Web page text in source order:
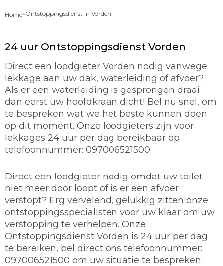
Home»Ontstoppingsdienst in Vorden
24 uur Ontstoppingsdienst Vorden
Direct een loodgieter Vorden nodig vanwege
lekkage aan uw dak, waterleiding of afvoer?
Als er een waterleiding is gesprongen draai
dan eerst uw hoofdkraan dicht! Bel nu snel, om
te bespreken wat we het beste kunnen doen
op dit moment. Onze loodgieters zijn voor
lekkages 24 uur per dag bereikbaar op
telefoonnummer: 097006521500.
Direct een loodgieter nodig omdat uw toilet
niet meer door loopt of is er een afvoer
verstopt? Erg vervelend, gelukkig zitten onze
ontstoppingsspecialisten voor uw klaar om uw
verstopping te verhelpen. Onze
Ontstoppingsdienst Vorden is 24 uur per dag
te bereiken, bel direct ons telefoonnummer:
097006521500 om uw situatie te bespreken.